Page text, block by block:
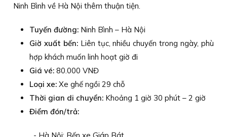
Ninh Bình về Hà Nội thêm thuận tiện.
Tuyến đường: Ninh Bình – Hà Nội
Giờ xuất bến: Liên tục, nhiều chuyến trong ngày, phù
hợp khách muốn linh hoạt giờ đi
Giá vé:80.000 VNĐ
Loại xe: Xe ghế ngồi 29 chỗ
Thời gian di chuyển: Khoảng 1 giờ 30 phút – 2 giờ
Điểm đón/trả:
- Hà Nội: Bến xe Giáp Bát